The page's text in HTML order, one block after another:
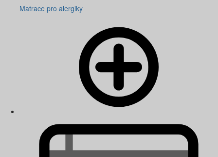
Matrace pro alergiky